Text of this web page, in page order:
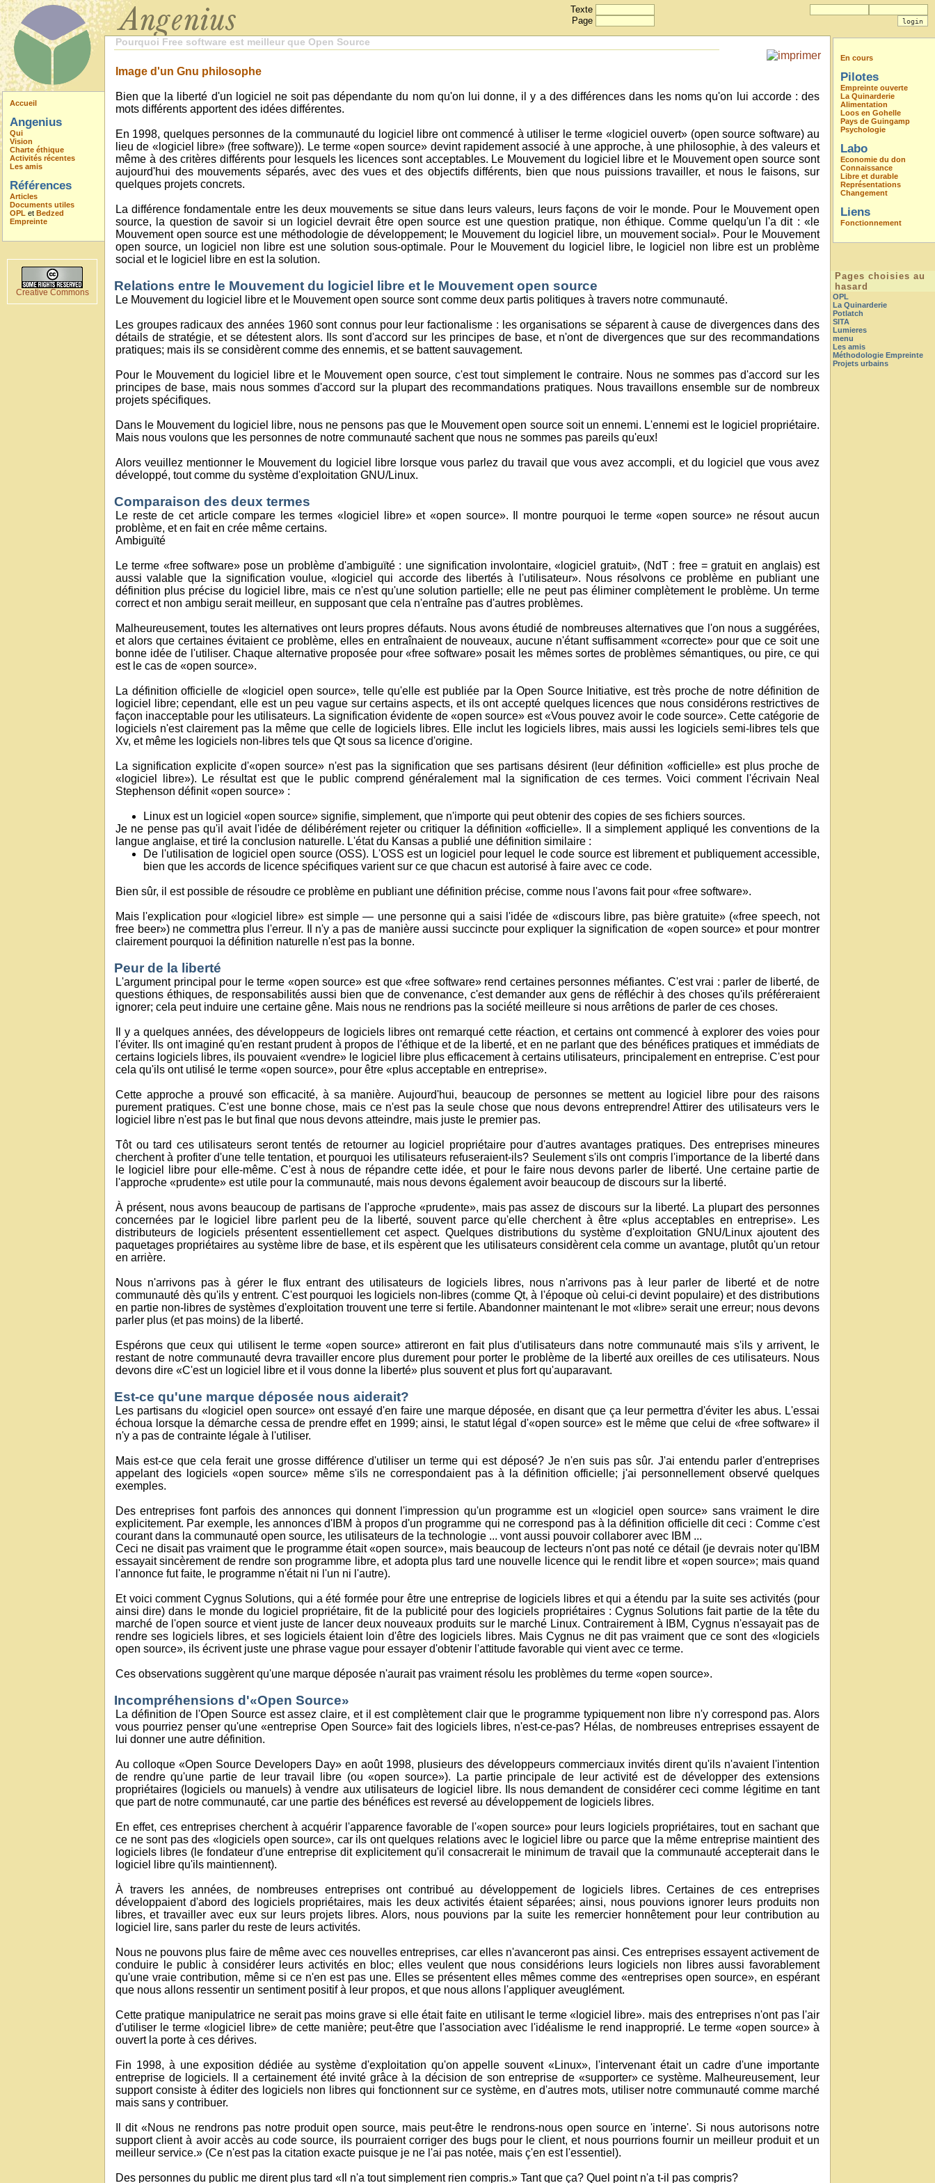
Texte
Page
Accueil
Angenius
Qui
Vision
Charte éthique
Activités récentes
Les amis
Références
Articles
Documents utiles
OPL et Bedzed
Empreinte
Creative Commons
Pourquoi Free software est meilleur que Open Source
Image d'un Gnu philosophe
Bien que la liberté d'un logiciel ne soit pas dépendante du nom qu'on lui donne, il y a des différences dans les noms qu'on lui accorde : des
mots différents apportent des idées différentes.
En 1998, quelques personnes de la communauté du logiciel libre ont commencé à utiliser le terme «logiciel ouvert» (open source software) au
lieu de «logiciel libre» (free software)). Le terme «open source» devint rapidement associé à une approche, à une philosophie, à des valeurs et
même à des critères différents pour lesquels les licences sont acceptables. Le Mouvement du logiciel libre et le Mouvement open source sont
aujourd'hui des mouvements séparés, avec des vues et des objectifs différents, bien que nous puissions travailler, et nous le faisons, sur
quelques projets concrets.
La différence fondamentale entre les deux mouvements se situe dans leurs valeurs, leurs façons de voir le monde. Pour le Mouvement open
source, la question de savoir si un logiciel devrait être open source est une question pratique, non éthique. Comme quelqu'un l'a dit : «le
Mouvement open source est une méthodologie de développement; le Mouvement du logiciel libre, un mouvement social». Pour le Mouvement
open source, un logiciel non libre est une solution sous-optimale. Pour le Mouvement du logiciel libre, le logiciel non libre est un problème
social et le logiciel libre en est la solution.
Relations entre le Mouvement du logiciel libre et le Mouvement open source
Le Mouvement du logiciel libre et le Mouvement open source sont comme deux partis politiques à travers notre communauté.
Les groupes radicaux des années 1960 sont connus pour leur factionalisme : les organisations se séparent à cause de divergences dans des
détails de stratégie, et se détestent alors. Ils sont d'accord sur les principes de base, et n'ont de divergences que sur des recommandations
pratiques; mais ils se considèrent comme des ennemis, et se battent sauvagement.
Pour le Mouvement du logiciel libre et le Mouvement open source, c'est tout simplement le contraire. Nous ne sommes pas d'accord sur les
principes de base, mais nous sommes d'accord sur la plupart des recommandations pratiques. Nous travaillons ensemble sur de nombreux
projets spécifiques.
Dans le Mouvement du logiciel libre, nous ne pensons pas que le Mouvement open source soit un ennemi. L'ennemi est le logiciel propriétaire.
Mais nous voulons que les personnes de notre communauté sachent que nous ne sommes pas pareils qu'eux!
Alors veuillez mentionner le Mouvement du logiciel libre lorsque vous parlez du travail que vous avez accompli, et du logiciel que vous avez
développé, tout comme du système d'exploitation GNU/Linux.
Comparaison des deux termes
Le reste de cet article compare les termes «logiciel libre» et «open source». Il montre pourquoi le terme «open source» ne résout aucun
problème, et en fait en crée même certains.
Ambiguïté
Le terme «free software» pose un problème d'ambiguïté : une signification involontaire, «logiciel gratuit», (NdT : free = gratuit en anglais) est
aussi valable que la signification voulue, «logiciel qui accorde des libertés à l'utilisateur». Nous résolvons ce problème en publiant une
définition plus précise du logiciel libre, mais ce n'est qu'une solution partielle; elle ne peut pas éliminer complètement le problème. Un terme
correct et non ambigu serait meilleur, en supposant que cela n'entraîne pas d'autres problèmes.
Malheureusement, toutes les alternatives ont leurs propres défauts. Nous avons étudié de nombreuses alternatives que l'on nous a suggérées,
et alors que certaines évitaient ce problème, elles en entraînaient de nouveaux, aucune n'étant suffisamment «correcte» pour que ce soit une
bonne idée de l'utiliser. Chaque alternative proposée pour «free software» posait les mêmes sortes de problèmes sémantiques, ou pire, ce qui
est le cas de «open source».
La définition officielle de «logiciel open source», telle qu'elle est publiée par la Open Source Initiative, est très proche de notre définition de
logiciel libre; cependant, elle est un peu vague sur certains aspects, et ils ont accepté quelques licences que nous considérons restrictives de
façon inacceptable pour les utilisateurs. La signification évidente de «open source» est «Vous pouvez avoir le code source». Cette catégorie de
logiciels n'est clairement pas la même que celle de logiciels libres. Elle inclut les logiciels libres, mais aussi les logiciels semi-libres tels que
Xv, et même les logiciels non-libres tels que Qt sous sa licence d'origine.
La signification explicite d'«open source» n'est pas la signification que ses partisans désirent (leur définition «officielle» est plus proche de
«logiciel libre»). Le résultat est que le public comprend généralement mal la signification de ces termes. Voici comment l'écrivain Neal
Stephenson définit «open source» :
Linux est un logiciel «open source» signifie, simplement, que n'importe qui peut obtenir des copies de ses fichiers sources.
Je ne pense pas qu'il avait l'idée de délibérément rejeter ou critiquer la définition «officielle». Il a simplement appliqué les conventions de la
langue anglaise, et tiré la conclusion naturelle. L'état du Kansas a publié une définition similaire :
De l'utilisation de logiciel open source (OSS). L'OSS est un logiciel pour lequel le code source est librement et publiquement accessible,
bien que les accords de licence spécifiques varient sur ce que chacun est autorisé à faire avec ce code.
Bien sûr, il est possible de résoudre ce problème en publiant une définition précise, comme nous l'avons fait pour «free software».
Mais l'explication pour «logiciel libre» est simple — une personne qui a saisi l'idée de «discours libre, pas bière gratuite» («free speech, not
free beer») ne commettra plus l'erreur. Il n'y a pas de manière aussi succincte pour expliquer la signification de «open source» et pour montrer
clairement pourquoi la définition naturelle n'est pas la bonne.
Peur de la liberté
L'argument principal pour le terme «open source» est que «free software» rend certaines personnes méfiantes. C'est vrai : parler de liberté, de
questions éthiques, de responsabilités aussi bien que de convenance, c'est demander aux gens de réfléchir à des choses qu'ils préféreraient
ignorer; cela peut induire une certaine gêne. Mais nous ne rendrions pas la société meilleure si nous arrêtions de parler de ces choses.
Il y a quelques années, des développeurs de logiciels libres ont remarqué cette réaction, et certains ont commencé à explorer des voies pour
l'éviter. Ils ont imaginé qu'en restant prudent à propos de l'éthique et de la liberté, et en ne parlant que des bénéfices pratiques et immédiats de
certains logiciels libres, ils pouvaient «vendre» le logiciel libre plus efficacement à certains utilisateurs, principalement en entreprise. C'est pour
cela qu'ils ont utilisé le terme «open source», pour être «plus acceptable en entreprise».
Cette approche a prouvé son efficacité, à sa manière. Aujourd'hui, beaucoup de personnes se mettent au logiciel libre pour des raisons
purement pratiques. C'est une bonne chose, mais ce n'est pas la seule chose que nous devons entreprendre! Attirer des utilisateurs vers le
logiciel libre n'est pas le but final que nous devons atteindre, mais juste le premier pas.
Tôt ou tard ces utilisateurs seront tentés de retourner au logiciel propriétaire pour d'autres avantages pratiques. Des entreprises mineures
cherchent à profiter d'une telle tentation, et pourquoi les utilisateurs refuseraient-ils? Seulement s'ils ont compris l'importance de la liberté dans
le logiciel libre pour elle-même. C'est à nous de répandre cette idée, et pour le faire nous devons parler de liberté. Une certaine partie de
l'approche «prudente» est utile pour la communauté, mais nous devons également avoir beaucoup de discours sur la liberté.
À présent, nous avons beaucoup de partisans de l'approche «prudente», mais pas assez de discours sur la liberté. La plupart des personnes
concernées par le logiciel libre parlent peu de la liberté, souvent parce qu'elle cherchent à être «plus acceptables en entreprise». Les
distributeurs de logiciels présentent essentiellement cet aspect. Quelques distributions du système d'exploitation GNU/Linux ajoutent des
paquetages propriétaires au système libre de base, et ils espèrent que les utilisateurs considèrent cela comme un avantage, plutôt qu'un retour
en arrière.
Nous n'arrivons pas à gérer le flux entrant des utilisateurs de logiciels libres, nous n'arrivons pas à leur parler de liberté et de notre
communauté dès qu'ils y entrent. C'est pourquoi les logiciels non-libres (comme Qt, à l'époque où celui-ci devint populaire) et des distributions
en partie non-libres de systèmes d'exploitation trouvent une terre si fertile. Abandonner maintenant le mot «libre» serait une erreur; nous devons
parler plus (et pas moins) de la liberté.
Espérons que ceux qui utilisent le terme «open source» attireront en fait plus d'utilisateurs dans notre communauté mais s'ils y arrivent, le
restant de notre communauté devra travailler encore plus durement pour porter le problème de la liberté aux oreilles de ces utilisateurs. Nous
devons dire «C'est un logiciel libre et il vous donne la liberté» plus souvent et plus fort qu'auparavant.
Est-ce qu'une marque déposée nous aiderait?
Les partisans du «logiciel open source» ont essayé d'en faire une marque déposée, en disant que ça leur permettra d'éviter les abus. L'essai
échoua lorsque la démarche cessa de prendre effet en 1999; ainsi, le statut légal d'«open source» est le même que celui de «free software» il
n'y a pas de contrainte légale à l'utiliser.
Mais est-ce que cela ferait une grosse différence d'utiliser un terme qui est déposé? Je n'en suis pas sûr. J'ai entendu parler d'entreprises
appelant des logiciels «open source» même s'ils ne correspondaient pas à la définition officielle; j'ai personnellement observé quelques
exemples.
Des entreprises font parfois des annonces qui donnent l'impression qu'un programme est un «logiciel open source» sans vraiment le dire
explicitement. Par exemple, les annonces d'IBM à propos d'un programme qui ne correspond pas à la définition officielle dit ceci : Comme c'est
courant dans la communauté open source, les utilisateurs de la technologie ... vont aussi pouvoir collaborer avec IBM ...
Ceci ne disait pas vraiment que le programme était «open source», mais beaucoup de lecteurs n'ont pas noté ce détail (je devrais noter qu'IBM
essayait sincèrement de rendre son programme libre, et adopta plus tard une nouvelle licence qui le rendit libre et «open source»; mais quand
l'annonce fut faite, le programme n'était ni l'un ni l'autre).
Et voici comment Cygnus Solutions, qui a été formée pour être une entreprise de logiciels libres et qui a étendu par la suite ses activités (pour
ainsi dire) dans le monde du logiciel propriétaire, fit de la publicité pour des logiciels propriétaires : Cygnus Solutions fait partie de la tête du
marché de l'open source et vient juste de lancer deux nouveaux produits sur le marché Linux. Contrairement à IBM, Cygnus n'essayait pas de
rendre ses logiciels libres, et ses logiciels étaient loin d'être des logiciels libres. Mais Cygnus ne dit pas vraiment que ce sont des «logiciels
open source», ils écrivent juste une phrase vague pour essayer d'obtenir l'attitude favorable qui vient avec ce terme.
Ces observations suggèrent qu'une marque déposée n'aurait pas vraiment résolu les problèmes du terme «open source».
Incompréhensions d'«Open Source»
La définition de l'Open Source est assez claire, et il est complètement clair que le programme typiquement non libre n'y correspond pas. Alors
vous pourriez penser qu'une «entreprise Open Source» fait des logiciels libres, n'est-ce-pas? Hélas, de nombreuses entreprises essayent de
lui donner une autre définition.
Au colloque «Open Source Developers Day» en août 1998, plusieurs des développeurs commerciaux invités dirent qu'ils n'avaient l'intention
de rendre qu'une partie de leur travail libre (ou «open source»). La partie principale de leur activité est de développer des extensions
propriétaires (logiciels ou manuels) à vendre aux utilisateurs de logiciel libre. Ils nous demandent de considérer ceci comme légitime en tant
que part de notre communauté, car une partie des bénéfices est reversé au développement de logiciels libres.
En effet, ces entreprises cherchent à acquérir l'apparence favorable de l'«open source» pour leurs logiciels propriétaires, tout en sachant que
ce ne sont pas des «logiciels open source», car ils ont quelques relations avec le logiciel libre ou parce que la même entreprise maintient des
logiciels libres (le fondateur d'une entreprise dit explicitement qu'il consacrerait le minimum de travail que la communauté accepterait dans le
logiciel libre qu'ils maintiennent).
À travers les années, de nombreuses entreprises ont contribué au développement de logiciels libres. Certaines de ces entreprises
développaient d'abord des logiciels propriétaires, mais les deux activités étaient séparées; ainsi, nous pouvions ignorer leurs produits non
libres, et travailler avec eux sur leurs projets libres. Alors, nous pouvions par la suite les remercier honnêtement pour leur contribution au
logiciel lire, sans parler du reste de leurs activités.
Nous ne pouvons plus faire de même avec ces nouvelles entreprises, car elles n'avanceront pas ainsi. Ces entreprises essayent activement de
conduire le public à considérer leurs activités en bloc; elles veulent que nous considérions leurs logiciels non libres aussi favorablement
qu'une vraie contribution, même si ce n'en est pas une. Elles se présentent elles mêmes comme des «entreprises open source», en espérant
que nous allons ressentir un sentiment positif à leur propos, et que nous allons l'appliquer aveuglément.
Cette pratique manipulatrice ne serait pas moins grave si elle était faite en utilisant le terme «logiciel libre». mais des entreprises n'ont pas l'air
d'utiliser le terme «logiciel libre» de cette manière; peut-être que l'association avec l'idéalisme le rend inapproprié. Le terme «open source» à
ouvert la porte à ces dérives.
Fin 1998, à une exposition dédiée au système d'exploitation qu'on appelle souvent «Linux», l'intervenant était un cadre d'une importante
entreprise de logiciels. Il a certainement été invité grâce à la décision de son entreprise de «supporter» ce système. Malheureusement, leur
support consiste à éditer des logiciels non libres qui fonctionnent sur ce système, en d'autres mots, utiliser notre communauté comme marché
mais sans y contribuer.
Il dit «Nous ne rendrons pas notre produit open source, mais peut-être le rendrons-nous open source en 'interne'. Si nous autorisons notre
support client à avoir accès au code source, ils pourraient corriger des bugs pour le client, et nous pourrions fournir un meilleur produit et un
meilleur service.» (Ce n'est pas la citation exacte puisque je ne l'ai pas notée, mais ç'en est l'essentiel).
Des personnes du public me dirent plus tard «Il n'a tout simplement rien compris.» Tant que ça? Quel point n'a t-il pas compris?
En cours
Pilotes
Empreinte ouverte
La Quinarderie
Alimentation
Loos en Gohelle
Pays de Guingamp
Psychologie
Labo
Economie du don
Connaissance
Libre et durable
Représentations
Changement
Liens
Fonctionnement
Pages choisies au
hasard
OPL
La Quinarderie
Potlatch
SITA
Lumieres
menu
Les amis
Méthodologie Empreinte
Projets urbains